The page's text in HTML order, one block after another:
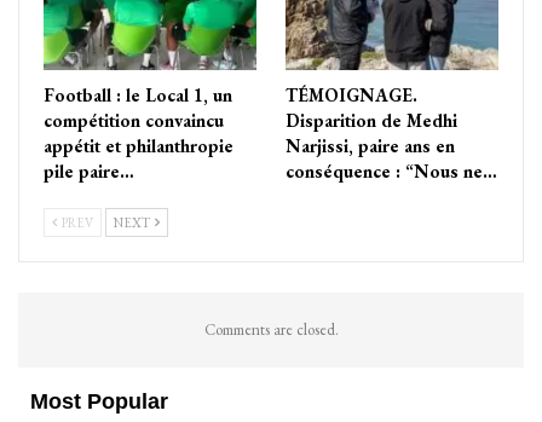
Football : le Local 1, un
compétition convaincu
appétit et philanthropie
pile paire…
TÉMOIGNAGE.
Disparition de Medhi
Narjissi, paire ans en
conséquence : “Nous ne…
PREV NEXT
Comments are closed.
Most Popular